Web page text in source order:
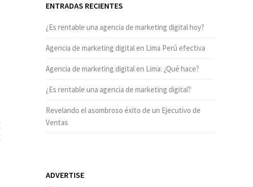
ENTRADAS RECIENTES
¿Es rentable una agencia de marketing digital hoy?
Agencia de marketing digital en Lima Perú efectiva
Agencia de marketing digital en Lima: ¿Qué hace?
¿Es rentable una agencia de marketing digital?
Revelando el asombroso éxito de un Ejecutivo de
Ventas
ADVERTISE